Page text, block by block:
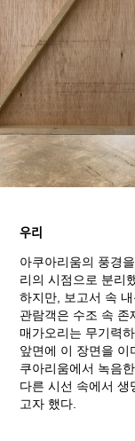
우리
아쿠아리움의 풍경
리의 시점으로 분리
하지만, 보고서 속
관람객은 수조 속 존
매가오리는 무기력
앞면에 이 장면을 이
쿠아리움에서 녹음
다른 시선 속에서 생
고자 했다.